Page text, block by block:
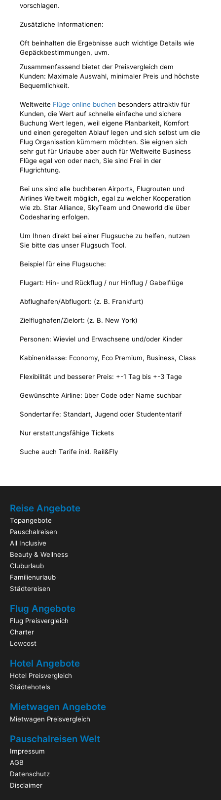
vorschlagen.
Zusätzliche Informationen:
Oft beinhalten die Ergebnisse auch wichtige Details wie
Gepäckbestimmungen, uvm.
Zusammenfassend bietet der Preisvergleich dem
Kunden: Maximale Auswahl, minimaler Preis und höchste
Bequemlichkeit.
Weltweite Flüge online buchen besonders attraktiv für
Kunden, die Wert auf schnelle einfache und sichere
Buchung Wert legen, weil eigene Planbarkeit, Komfort
und einen geregelten Ablauf legen und sich selbst um die
Flug Organisation kümmern möchten. Sie eignen sich
sehr gut für Urlaube aber auch für Weltweite Business
Flüge egal von oder nach, Sie sind Frei in der
Flugrichtung.
Bei uns sind alle buchbaren Airports, Flugrouten und
Airlines Weltweit möglich, egal zu welcher Kooperation
wie zb. Star Alliance, SkyTeam und Oneworld die über
Codesharing erfolgen.
Um Ihnen direkt bei einer Flugsuche zu helfen, nutzen
Sie bitte das unser Flugsuch Tool.
Beispiel für eine Flugsuche:
Flugart: Hin- und Rückflug / nur Hinflug / Gabelflüge
Abflughafen/Abflugort: (z. B. Frankfurt)
Zielflughafen/Zielort: (z. B. New York)
Personen: Wieviel und Erwachsene und/oder Kinder
Kabinenklasse: Economy, Eco Premium, Business, Class
Flexibilität und besserer Preis: +-1 Tag bis +-3 Tage
Gewünschte Airline: über Code oder Name suchbar
Sondertarife: Standart, Jugend oder Studententarif
Nur erstattungsfähige Tickets
Suche auch Tarife inkl. Rail&Fly
Reise Angebote
Topangebote
Pauschalreisen
All Inclusive
Beauty & Wellness
Cluburlaub
Familienurlaub
Städtereisen
Flug Angebote
Flug Preisvergleich
Charter
Lowcost
Hotel Angebote
Hotel Preisvergleich
Städtehotels
Mietwagen Angebote
Mietwagen Preisvergleich
Pauschalreisen Welt
Impressum
AGB
Datenschutz
Disclaimer